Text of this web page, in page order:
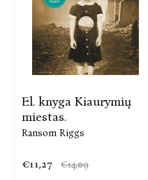
El. knyga Kiaurymių
miestas.
Ransom Riggs
€11,27 €14,09